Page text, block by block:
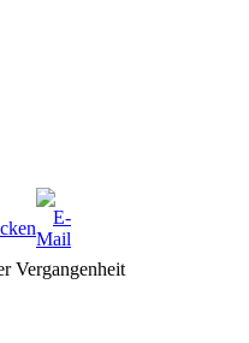
Vergangenheit